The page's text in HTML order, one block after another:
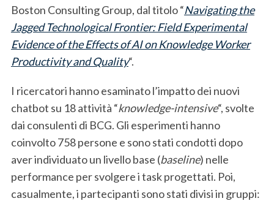
Boston Consulting Group, dal titolo “Navigating the
Jagged Technological Frontier: Field Experimental
Evidence of the Effects of AI on Knowledge Worker
Productivity and Quality“.
I ricercatori hanno esaminato l’impatto dei nuovi
chatbot su 18 attività “knowledge-intensive“, svolte
dai consulenti di BCG. Gli esperimenti hanno
coinvolto 758 persone e sono stati condotti dopo
aver individuato un livello base (baseline) nelle
performance per svolgere i task progettati. Poi,
casualmente, i partecipanti sono stati divisi in gruppi: